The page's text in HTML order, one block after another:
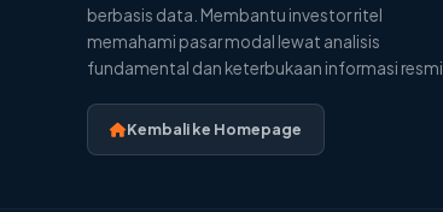
berbasis data. Membantu investor ritel
memahami pasar modal lewat analisis
fundamental dan keterbukaan informasi resmi.
Kembali ke Homepage